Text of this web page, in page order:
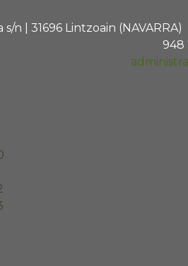
n | 31696 Lintzoain (NAVARRA)
948